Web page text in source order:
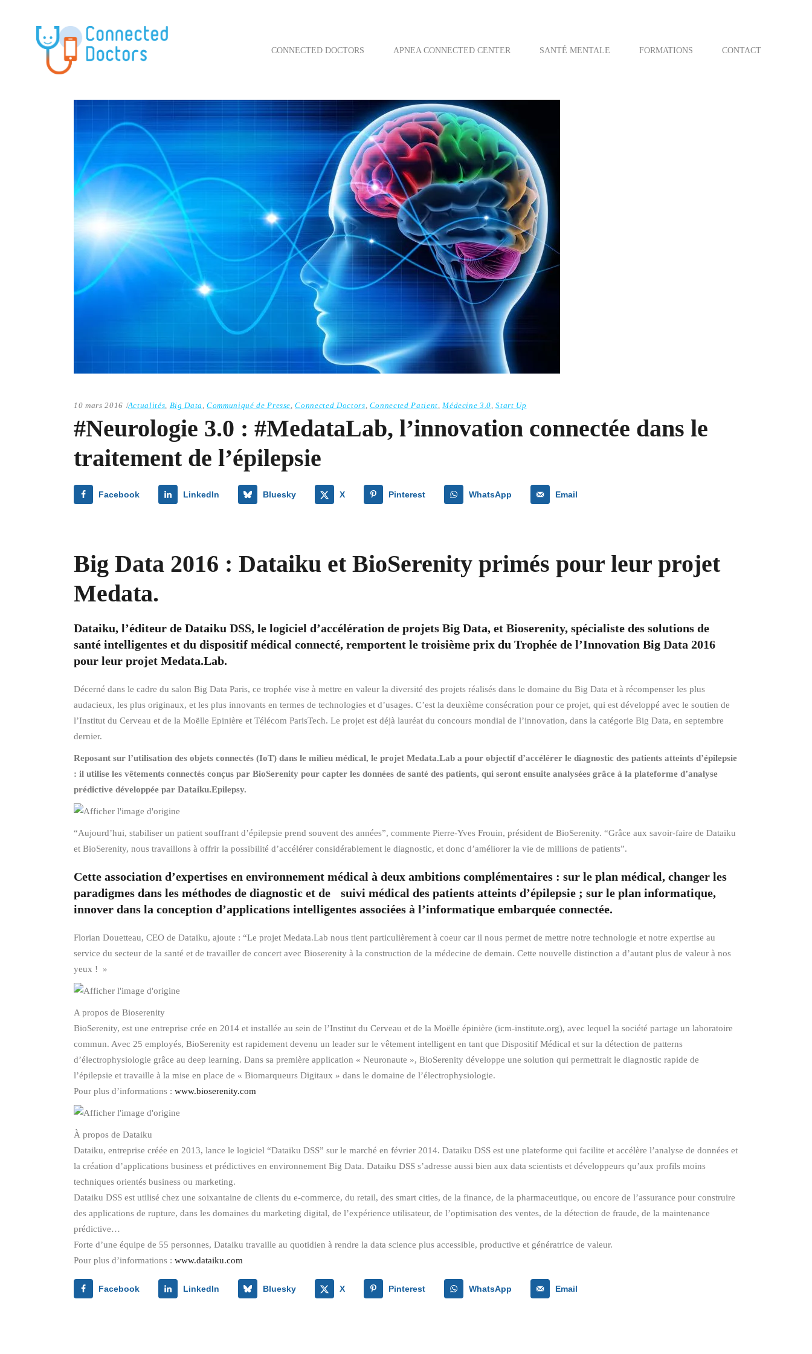
CONNECTED DOCTORS APNEA CONNECTED CENTER SANTÉ MENTALE FORMATIONS CONTACT
10 mars 2016 Actualités, Big Data ,Communiqué de Presse,Connected Doctors, Connected Patient,Médecine 3.0,Start Up
#Neurologie 3.0 : #MedataLab, l’innovation connectée dans le
traitement de l’épilepsie
Facebook LinkedIn Bluesky X Pinterest WhatsApp Email
Big Data 2016 : Dataiku et BioSerenity primés pour leur projet
Medata.
Dataiku, l’éditeur de Dataiku DSS, le logiciel d’accélération de projets Big Data, et Bioserenity, spécialiste des solutions de
santé intelligentes et du dispositif médical connecté, remportent le troisième prix du Trophée de l’Innovation Big Data 2016
pour leur projet Medata.Lab.
Décerné dans le cadre du salon Big Data Paris, ce trophée vise à mettre en valeur la diversité des projets réalisés dans le domaine du Big Data et à récompenser les plus
audacieux, les plus originaux, et les plus innovants en termes de technologies et d’usages. C’est la deuxième consécration pour ce projet, qui est développé avec le soutien de
l’Institut du Cerveau et de la Moëlle Epinière et Télécom ParisTech. Le projet est déjà lauréat du concours mondial de l’innovation, dans la catégorie Big Data, en septembre
dernier.
Reposant sur l’utilisation des objets connectés (IoT) dans le milieu médical, le projet Medata.Lab a pour objectif d’accélérer le diagnostic des patients atteints d’épilepsie
: il utilise les vêtements connectés conçus par BioSerenity pour capter les données de santé des patients, qui seront ensuite analysées grâce à la plateforme d’analyse
prédictive développée par Dataiku.Epilepsy.
“Aujourd’hui, stabiliser un patient souffrant d’épilepsie prend souvent des années”, commente Pierre-Yves Frouin, président de BioSerenity. “Grâce aux savoir-faire de Dataiku
et BioSerenity, nous travaillons à offrir la possibilité d’accélérer considérablement le diagnostic, et donc d’améliorer la vie de millions de patients”.
Cette association d’expertises en environnement médical à deux ambitions complémentaires : sur le plan médical, changer les
paradigmes dans les méthodes de diagnostic et de suivi médical des patients atteints d’épilepsie ; sur le plan informatique,
innover dans la conception d’applications intelligentes associées à l’informatique embarquée connectée.
Florian Douetteau, CEO de Dataiku, ajoute : “Le projet Medata.Lab nous tient particulièrement à coeur car il nous permet de mettre notre technologie et notre expertise au
service du secteur de la santé et de travailler de concert avec Bioserenity à la construction de la médecine de demain. Cette nouvelle distinction a d’autant plus de valeur à nos
yeux ! »
A propos de Bioserenity
BioSerenity, est une entreprise crée en 2014 et installée au sein de l’Institut du Cerveau et de la Moëlle épinière (icm-institute.org), avec lequel la société partage un laboratoire
commun. Avec 25 employés, BioSerenity est rapidement devenu un leader sur le vêtement intelligent en tant que Dispositif Médical et sur la détection de patterns
d’électrophysiologie grâce au deep learning. Dans sa première application « Neuronaute », BioSerenity développe une solution qui permettrait le diagnostic rapide de
l’épilepsie et travaille à la mise en place de « Biomarqueurs Digitaux » dans le domaine de l’électrophysiologie.
Pour plus d’informations : www.bioserenity.com
À propos de Dataiku
Dataiku, entreprise créée en 2013, lance le logiciel “Dataiku DSS” sur le marché en février 2014. Dataiku DSS est une plateforme qui facilite et accélère l’analyse de données et
la création d’applications business et prédictives en environnement Big Data. Dataiku DSS s’adresse aussi bien aux data scientists et développeurs qu’aux profils moins
techniques orientés business ou marketing.
Dataiku DSS est utilisé chez une soixantaine de clients du e-commerce, du retail, des smart cities, de la finance, de la pharmaceutique, ou encore de l’assurance pour construire
des applications de rupture, dans les domaines du marketing digital, de l’expérience utilisateur, de l’optimisation des ventes, de la détection de fraude, de la maintenance
prédictive…
Forte d’une équipe de 55 personnes, Dataiku travaille au quotidien à rendre la data science plus accessible, productive et génératrice de valeur.
Pour plus d’informations : www.dataiku.com
Facebook LinkedIn Bluesky X Pinterest WhatsApp Email